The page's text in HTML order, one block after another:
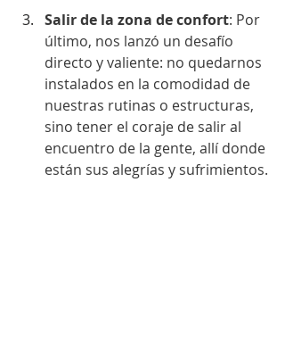
Salir de la zona de confort: Por
último, nos lanzó un desafío
directo y valiente: no quedarnos
instalados en la comodidad de
nuestras rutinas o estructuras,
sino tener el coraje de salir al
encuentro de la gente, allí donde
están sus alegrías y sufrimientos.